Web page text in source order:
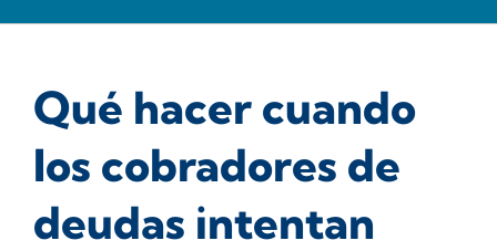
Qué hacer cuando
los cobradores de
deudas intentan